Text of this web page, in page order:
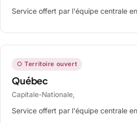
Service offert par l'équipe centrale
○ Territoire ouvert
Québec
Capitale-Nationale,
Service offert par l'équipe centrale